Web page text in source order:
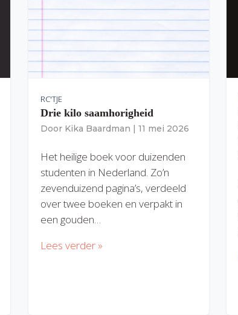
RC'TJE
Drie kilo saamhorigheid
Door Kika Baardman | 11 mei 2026
Het heilige boek voor duizenden
studenten in Nederland. Zo’n
zevenduizend pagina’s, verdeeld
over twee boeken en verpakt in
een gouden…
Lees verder »